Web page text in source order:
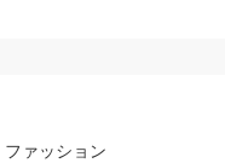
ファッション